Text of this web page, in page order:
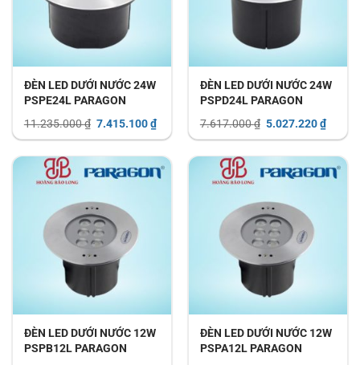
ĐÈN LED DƯỚI NƯỚC 24W
PSPE24L PARAGON
11.235.000₫ Giá
là:
11.235.000 ₫.
7.415.100₫Giá
hiện
tại
là:
7.415.100 ₫.
ĐÈN LED DƯỚI NƯỚC 24W
PSPD24L PARAGON
7.617.000₫ Giá
là:
7.617.000 ₫.
5.027.220₫Giá
hiện
tại
là:
ĐÈN LED DƯỚI NƯỚC 12W
PSPB12L PARAGON
ĐÈN LED DƯỚI NƯỚC 12W
PSPA12L PARAGON